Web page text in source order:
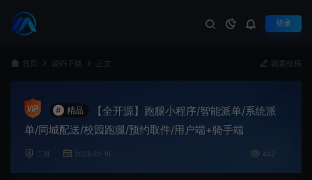
登录
首页 源码下载 正文 我要投稿
# 精品
【全开源】跑腿小程序/智能派单/系统派
单/同城配送/校园跑腿/预约取件/用户端+骑手端
二哥 2025-01-16 442